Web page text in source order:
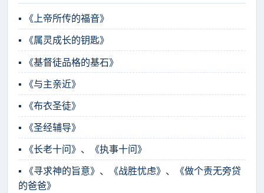
▪ 《上帝所传的福音》
▪ 《属灵成长的钥匙》
▪ 《基督徒品格的基石》
▪ 《与主亲近》
▪ 《布衣圣徒》
▪ 《圣经辅导》
▪ 《长老十问》 、
《执事十问》
▪ 《寻求神的旨意》 、 《战胜忧虑》 、
《做个责无旁贷
的爸爸》